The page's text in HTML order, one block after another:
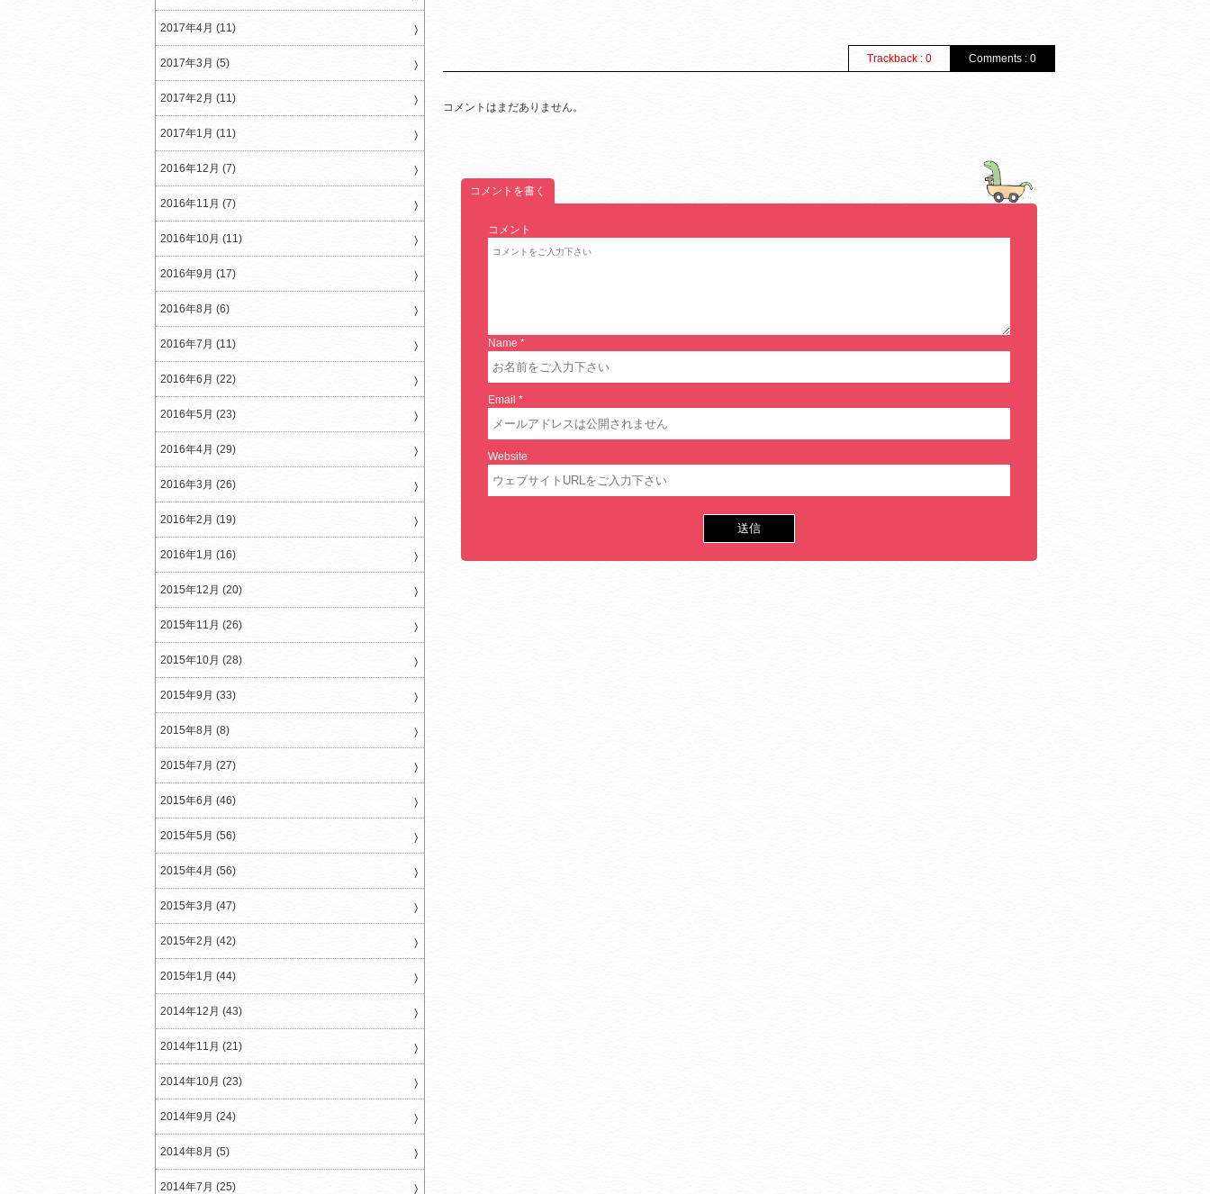
Comments : 0
Trackback : 0
コメントはまだありません。
コメントを書く
コメント
Name *
Email *
Website
2017年4月 (11)
2017年3月 (5)
2017年2月 (11)
2017年1月 (11)
2016年12月 (7)
2016年11月 (7)
2016年10月 (11)
2016年9月 (17)
2016年8月 (6)
2016年7月 (11)
2016年6月 (22)
2016年5月 (23)
2016年4月 (29)
2016年3月 (26)
2016年2月 (19)
2016年1月 (16)
2015年12月 (20)
2015年11月 (26)
2015年10月 (28)
2015年9月 (33)
2015年8月 (8)
2015年7月 (27)
2015年6月 (46)
2015年5月 (56)
2015年4月 (56)
2015年3月 (47)
2015年2月 (42)
2015年1月 (44)
2014年12月 (43)
2014年11月 (21)
2014年10月 (23)
2014年9月 (24)
2014年8月 (5)
2014年7月 (25)